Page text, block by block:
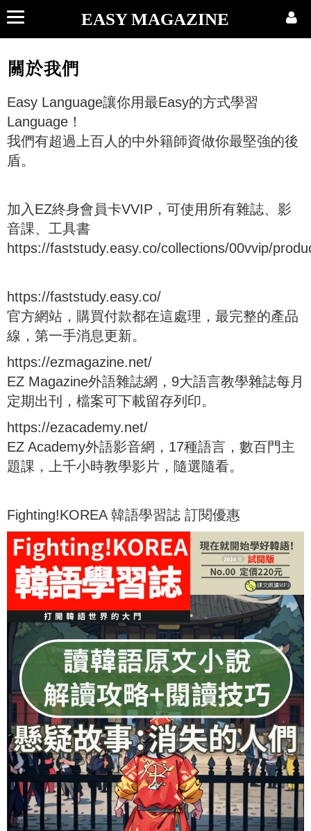
EASY MAGAZINE
關於我們
Easy Language讓你用最Easy的方式學習
Language！
我們有超過上百人的中外籍師資做你最堅強的後
盾。
加入EZ終身會員卡VVIP，可使用所有雜誌、影
音課、工具書
https://faststudy.easy.co/collections/00vvip/
https://faststudy.easy.co/
官方網站，購買付款都在這處理，最完整的產品
線，第一手消息更新。
https://ezmagazine.net/
EZ Magazine外語雜誌網，9大語言教學雜誌每月
定期出刊，檔案可下載留存列印。
https://ezacademy.net/
EZ Academy外語影音網，17種語言，數百門主
題課，上千小時教學影片，隨選隨看。
Fighting!KOREA 韓語學習誌 訂閱優惠